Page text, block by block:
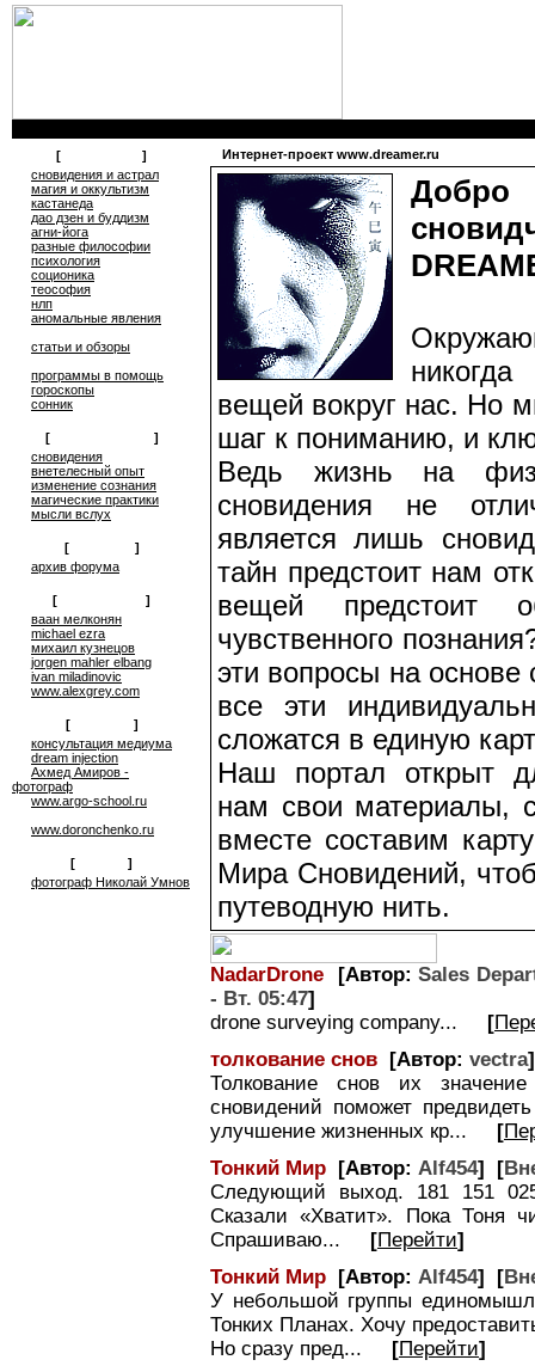
[
]
сновидения и астрал
магия и оккультизм
кастанеда
дао дзен и буддизм
агни-йога
разные философии
психология
соционика
теософия
нлп
аномальные явления
статьи и обзоры
программы в помощь
гороскопы
сонник
[
]
cновидения
внетелесный опыт
изменение сознания
магические практики
мысли вслух
[
]
архив форума
[
]
ваан мелконян
michael ezra
михаил кузнецов
jorgen mahler elbang
ivan miladinovic
www.alexgrey.com
[
]
консультация медиума
dream injection
Ахмед Амиров -
фотограф
www.argo-school.ru
www.doronchenko.ru
[
]
фотограф Николай Умнов
Интернет-проект www.dreamer.ru
вещей вокруг нас. Но
шаг к пониманию, и
Ведь жизнь на
сновидения не
является лишь
тайн предстоит нам
вещей предстоит
чувственного
эти вопросы на основе
все эти
сложатся в единую
Наш портал открыт
нам свои материалы,
вместе составим
Мира Сновидений,
путеводную нить.
NadarDrone [Автор:Sales
- Вт. 05:47]
drone surveying company... [
толкование снов [Автор: vectra
Толкование снов их
сновидений поможет
улучшение жизненных кр... [
Тонкий Мир [Автор: Alf454] [
Следующий выход. 181 151
Сказали «Хватит». Пока Тоня
Спрашиваю... [Перейти]
Тонкий Мир [Автор: Alf454] [
У небольшой группы
Тонких Планах. Хочу
Но сразу пред... [Перейти]